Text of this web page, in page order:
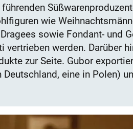
wie
sowie Fondant- und
werden. Darüber
zur Seite. Gubor
eine in Polen)